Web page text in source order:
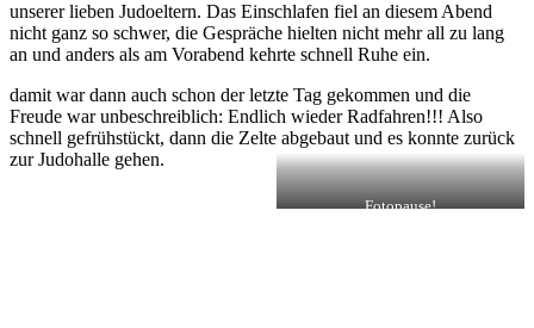
unserer lieben Judoeltern. Das Einschlafen fiel an diesem Abend
nicht ganz so schwer, die Gespräche hielten nicht mehr all zu lang
an und anders als am Vorabend kehrte schnell Ruhe ein.
damit war dann auch schon der letzte Tag gekommen und die
Freude war unbeschreiblich: Endlich wieder Radfahren!!! Also
schnell gefrühstückt, dann die Zelte abgebaut und es konnte zurück
zur Judohalle gehen.
Fotopause!